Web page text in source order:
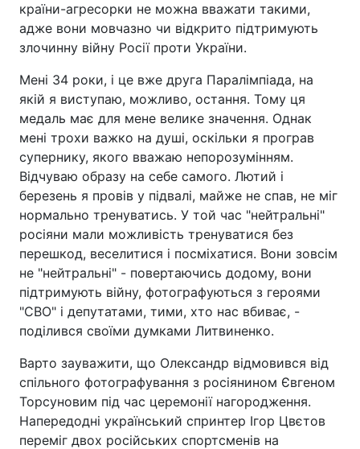
країни-агресорки не можна вважати такими,
адже вони мовчазно чи відкрито підтримують
злочинну війну Росії проти України.
Мені 34 роки, і це вже друга Паралімпіада, на
якій я виступаю, можливо, остання. Тому ця
медаль має для мене велике значення. Однак
мені трохи важко на душі, оскільки я програв
супернику, якого вважаю непорозумінням.
Відчуваю образу на себе самого. Лютий і
березень я провів у підвалі, майже не спав, не міг
нормально тренуватись. У той час "нейтральні"
росіяни мали можливість тренуватися без
перешкод, веселитися і посміхатися. Вони зовсім
не "нейтральні" - повертаючись додому, вони
підтримують війну, фотографуються з героями
"СВО" і депутатами, тими, хто нас вбиває, -
поділився своїми думками Литвиненко.
Варто зауважити, що Олександр відмовився від
спільного фотографування з росіянином Євгеном
Торсуновим під час церемонії нагородження.
Напередодні український спринтер Ігор Цвєтов
переміг двох російських спортсменів на